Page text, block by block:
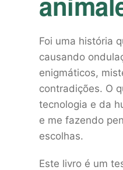
Foi uma história
causando
enigmáticos,
contradições. O
tecnologia e da
e me fazendo
escolhas.
Este livro é um